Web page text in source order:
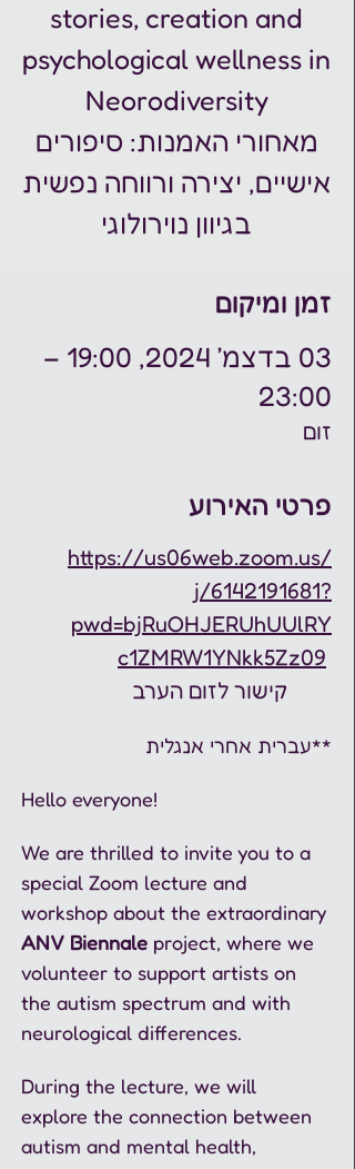
stories, creation and
psychological wellness in
מאחורי האמנות: סיפורים
אישיים, יצירה ורווחה נפשית
בגיוון נוירולוגי
זמן ומיקום
03 בדצמ׳ 2024, 19:00 –
23:00
זום
פרטי האירוע
https://us06web.zoom.us/
j/6142191681?
pwd=bjRuOHJERUhUUlRY
c1ZMRW1YNkk5Zz09
קישור לזום הערב
**עברית אחרי אנגלית
Hello everyone!
We are thrilled to invite you to a
special Zoom lecture and
workshop about the extraordinary
ANV Biennale project, where we
volunteer to support artists on
the autism spectrum and with
neurological differences.
During the lecture, we will
explore the connection between
autism and mental health,